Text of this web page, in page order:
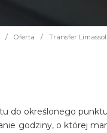
/ Oferta / Transfer
do określonego
godziny, o której